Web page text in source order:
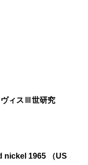
ィスⅢ世研究
nickel 1965 （US